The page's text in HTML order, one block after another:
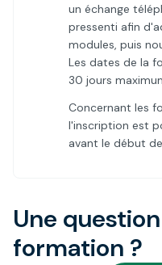
un échange
pressenti afin
modules, puis
Les dates de la
30 jours
Concernant les
l'inscription est
avant le début
Une
formation ?